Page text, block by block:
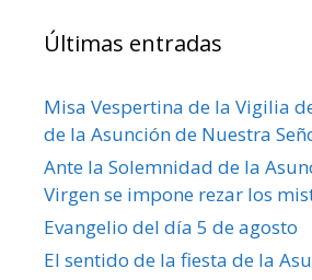
Últimas entradas
Misa Vespertina de la Vigilia
de la Asunción de Nuestra
Ante la Solemnidad de la
Virgen se impone rezar los
Evangelio del día 5 de agosto
El sentido de la fiesta de la